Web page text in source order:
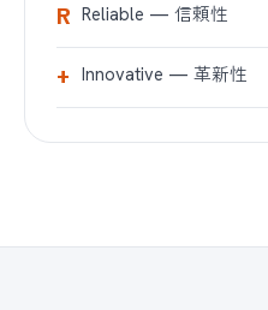
R Reliable — 信頼性
+ Innovative — 革新性